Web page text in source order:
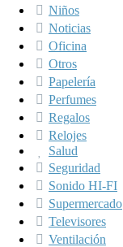
Niños
Noticias
Oficina
Otros
Papelería
Perfumes
Regalos
Relojes
Salud
Seguridad
Sonido HI-FI
Supermercado
Televisores
Ventilación